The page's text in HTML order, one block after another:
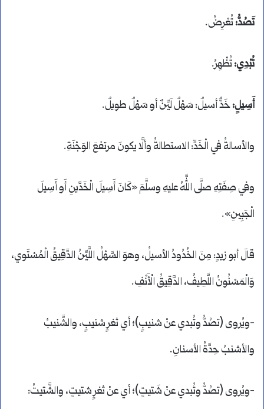
تَصُدُّ:تُعْرِضُ.
تُبْدِي:تُظْهِرُ.
أَسِيلٍ:خَدٌّ أسيلٌ: سَهْلٌ لَيِّنٌ أو سَهْلٌ طويلٌ.
والأسالةُ في الْخَدِّ: الاستطالةُ وألَّا يكونَ مرتفعَ الوَجْنَةِ.
وفي صِفَتِهِ صلَّى اللَّهُ عليهِ وسلَّمَ «كَانَ أَسِيلَ الْخَدَّينِ أَو أَسِيلَ
الْجَبِينِ».
قالَ أبو زيدٍ: مِنَ الخُدُودُ الأسيلُ، وهوَ السَّهْلُ اللَّيِّنُ الدَّقِيقُ الْمُسْتَوي،
وَالْمَسْنُونُ اللَّطِيفُ، الدَّقِيقُ الْأَنْفِ.
-ويُروى (تصُدُّ وتُبدي عنْ شنيبٍ)؛ أي ثغرٍ شنيبٍ، والشَّنيبُ
والأشنبُ حِدَّةُ الأسنانِ.
-ويُروى (تصُدُّ وتُبدي عنْ شَتيتٍ)؛ أي عنْ ثغرٍ شتيتٍ، والشَّتيتُ: